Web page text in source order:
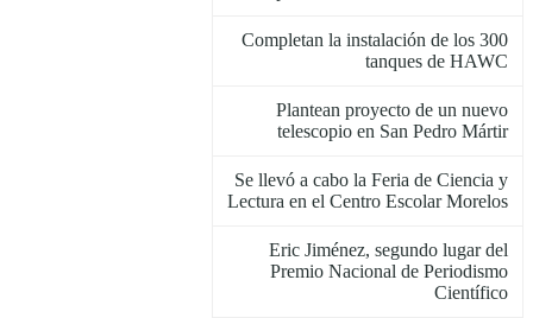
Completan la instalación de los 300
tanques de HAWC
Plantean proyecto de un nuevo
telescopio en San Pedro Mártir
Se llevó a cabo la Feria de Ciencia y
Lectura en el Centro Escolar Morelos
Eric Jiménez, segundo lugar del
Premio Nacional de Periodismo
Científico